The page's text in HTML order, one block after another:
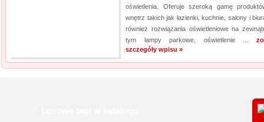
oświetlenia. Oferuje szeroką gamę
wnętrz takich jak łazienki, kuchnie, salony i
również rozwiązania oświetleniowe na
tym lampy parkowe, oświetlenie ...
szczegóły wpisu »